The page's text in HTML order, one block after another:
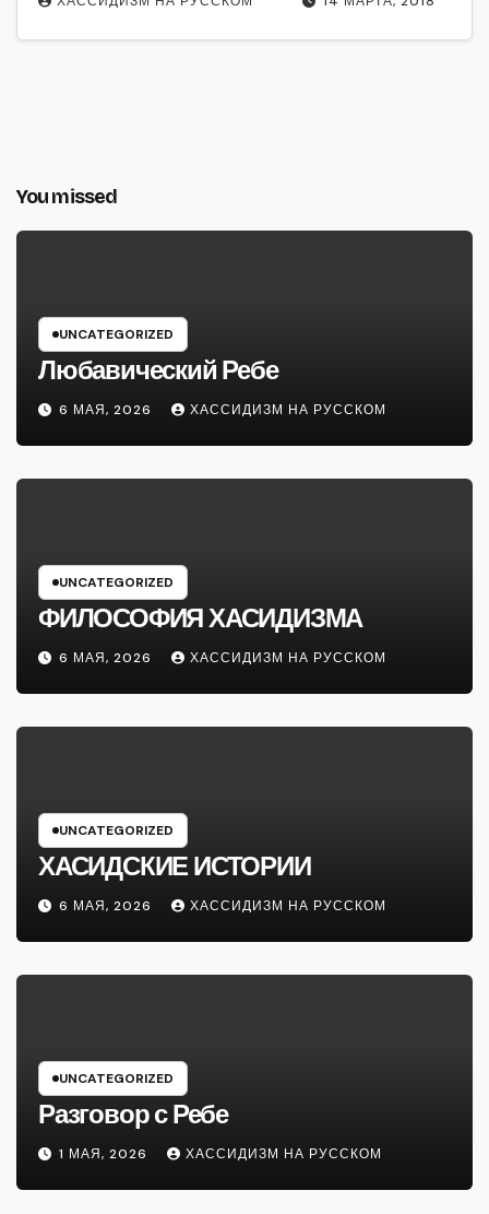
You missed
UNCATEGORIZED
Любавический Ребе
6 МАЯ, 2026 ХАССИДИЗМ НА РУССКОМ
UNCATEGORIZED
ФИЛОСОФИЯ ХАСИДИЗМА
6 МАЯ, 2026 ХАССИДИЗМ НА РУССКОМ
UNCATEGORIZED
ХАСИДСКИЕ ИСТОРИИ
6 МАЯ, 2026 ХАССИДИЗМ НА РУССКОМ
UNCATEGORIZED
Разговор с Ребе
1 МАЯ, 2026 ХАССИДИЗМ НА РУССКОМ